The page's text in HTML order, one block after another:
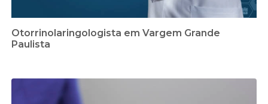
Otorrinolaringologista em Vargem Grande
Paulista